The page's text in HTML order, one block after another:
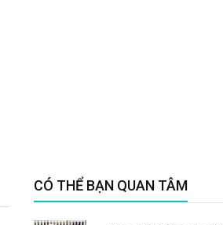
CÓ THỂ BẠN QUAN TÂM